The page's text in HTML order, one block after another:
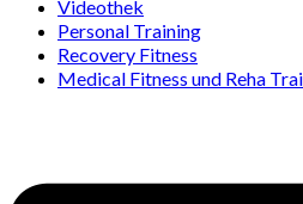
Videothek
Personal Training
Recovery Fitness
Medical Fitness und Reha